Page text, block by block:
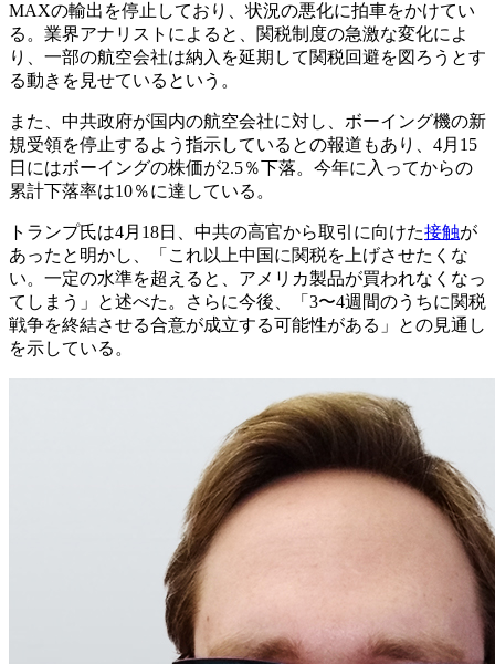
MAXの輸出を停止しており、状況の悪化に拍車をかけてい
る。業界アナリストによると、関税制度の急激な変化によ
り、一部の航空会社は納入を延期して関税回避を図ろうとす
る動きを見せているという。
また、中共政府が国内の航空会社に対し、ボーイング機の新
規受領を停止するよう指示しているとの報道もあり、4月15
日にはボーイングの株価が2.5％下落。今年に入ってからの
累計下落率は10％に達している。
トランプ氏は4月18日、中共の高官から取引に向けた接触が
あったと明かし、「これ以上中国に関税を上げさせたくな
い。一定の水準を超えると、アメリカ製品が買われなくなっ
てしまう」と述べた。さらに今後、「3〜4週間のうちに関税
戦争を終結させる合意が成立する可能性がある」との見通し
を示している。